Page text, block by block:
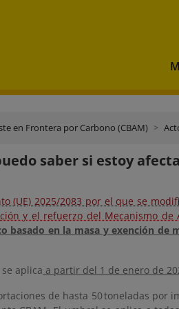
en Frontera por Carbono (CBAM)
saber si estoy
(UE) 2025/2083 por el que se
y el refuerzo del Mecanismo de
basado en la masa y exención de
aplica a partir del 1 de enero de
de hasta 50 toneladas por